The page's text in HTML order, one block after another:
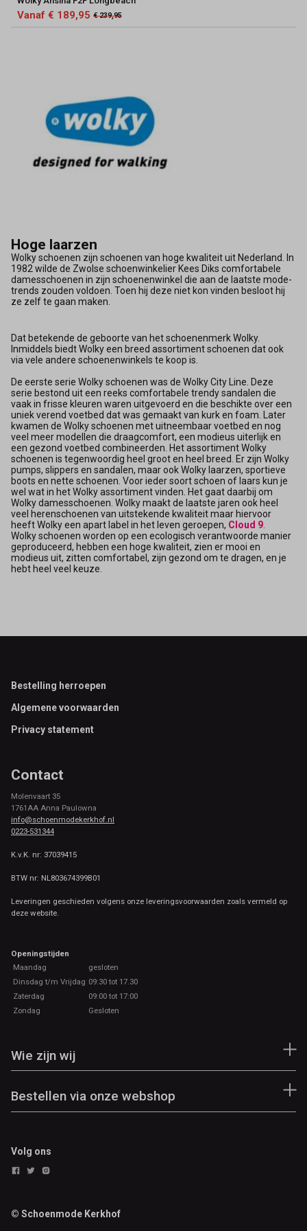
Vanaf € 189,95 € 239,95
Hoge laarzen
Wolky schoenen zijn schoenen van hoge kwaliteit uit Nederland. In
1982 wilde de Zwolse schoenwinkelier Kees Diks comfortabele
damesschoenen in zijn schoenenwinkel die aan de laatste mode-
trends zouden voldoen. Toen hij deze niet kon vinden besloot hij
ze zelf te gaan maken.
Dat betekende de geboorte van het schoenenmerk Wolky.
Inmiddels biedt Wolky een breed assortiment schoenen dat ook
via vele andere schoenenwinkels te koop is.
De eerste serie Wolky schoenen was de Wolky City Line. Deze
serie bestond uit een reeks comfortabele trendy sandalen die
vaak in frisse kleuren waren uitgevoerd en die beschikte over een
uniek verend voetbed dat was gemaakt van kurk en foam. Later
kwamen de Wolky schoenen met uitneembaar voetbed en nog
veel meer modellen die draagcomfort, een modieus uiterlijk en
een gezond voetbed combineerden. Het assortiment Wolky
schoenen is tegenwoordig heel groot en heel breed. Er zijn Wolky
pumps, slippers en sandalen, maar ook Wolky laarzen, sportieve
boots en nette schoenen. Voor ieder soort schoen of laars kun je
wel wat in het Wolky assortiment vinden. Het gaat daarbij om
Wolky damesschoenen. Wolky maakt de laatste jaren ook heel
veel herenschoenen van uitstekende kwaliteit maar hiervoor
heeft Wolky een apart label in het leven geroepen, Cloud 9
Wolky schoenen worden op een ecologisch verantwoorde manier
geproduceerd, hebben een hoge kwaliteit, zien er mooi en
modieus uit, zitten comfortabel, zijn gezond om te dragen, en je
hebt heel veel keuze.
Footer
Bestelling herroepen
Algemene voorwaarden
Privacy statement
Contact
Molenvaart 35
1761AA Anna Paulowna
info@schoenmodekerkhof.nl
0223-531344
K.v.K. nr: 37039415
BTW nr: NL803674399B01
Leveringen geschieden volgens onze leveringsvoorwaarden zoals vermeld op
deze website.
Openingstijden
Maandag
gesloten
Dinsdag t/m Vrijdag 09:30 tot 17.30
Zaterdag
09:00 tot 17:00
Zondag
Gesloten
Wie zijn wij
Bestellen via onze webshop
Volg ons
© Schoenmode Kerkhof